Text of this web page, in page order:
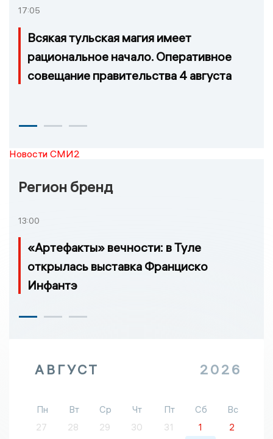
17:05
Всякая тульская магия имеет
рациональное начало. Оперативное
совещание правительства 4 августа
Новости СМИ2
Регион бренд
13:00
«Артефакты» вечности: в Туле
открылась выставка Франциско
Инфантэ
АВГУСТ 2026
Пн Вт Ср Чт Пт Сб
Вс
27
28 29 30 31 1
2